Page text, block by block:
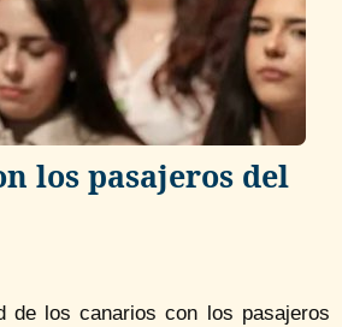
los pasajeros del
de los canarios con los pasajeros